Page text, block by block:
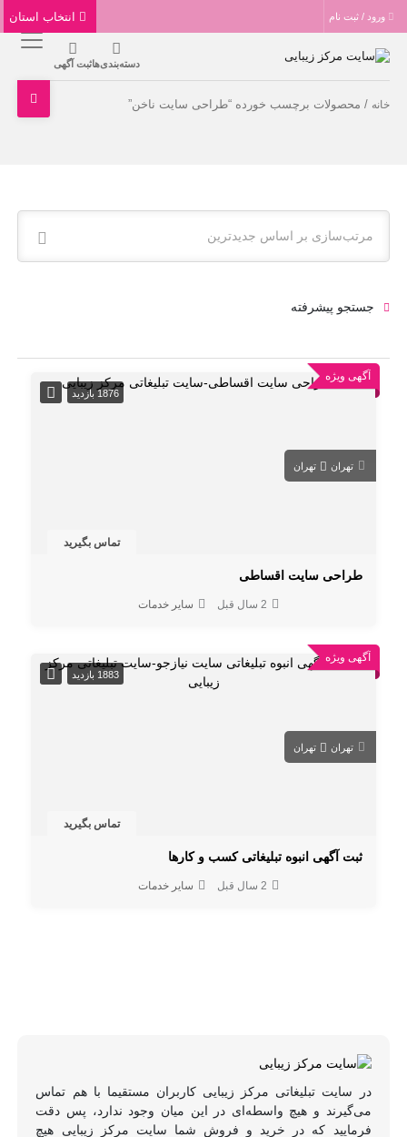
ورود / ثبت نام
دسته‌بندی‌هاثبت آگهی
خانه / محصولات برچسب خورده “طراحی سایت ناخن”
مرتب‌سازی بر اساس جدیدترین
جستجو پیشرفته
آگهی ویژه
1876 بازدید
تهران تهران
تماس بگیرید
طراحی سایت اقساطی
2 سال قبل سایر خدمات
آگهی ویژه
1883 بازدید
تهران تهران
تماس بگیرید
ثبت آگهی انبوه تبلیغاتی کسب و کارها
2 سال قبل سایر خدمات
در سایت تبلیغاتی مرکز زیبایی کاربران مستقیما با هم تماس
می‌گیرند و هیچ واسطه‌ای در این میان وجود ندارد، پس دقت
فرمایید که در خرید و فروشِ شما سایت مرکز زیبایی هیچ